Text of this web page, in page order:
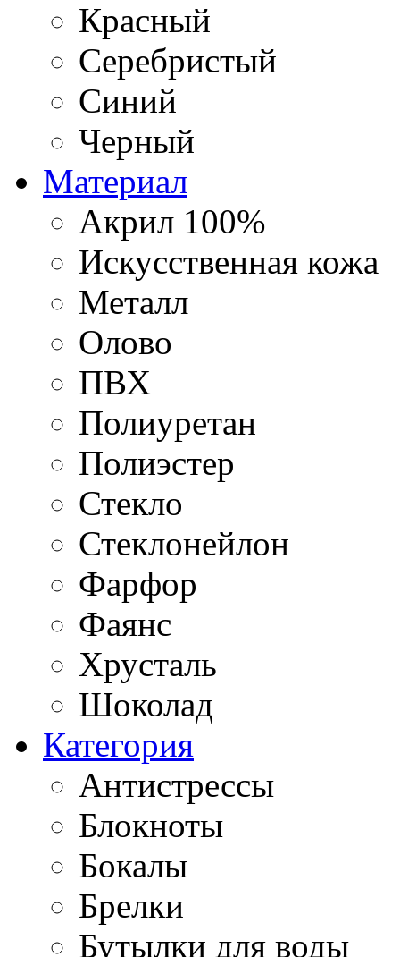
Красный
Серебристый
Синий
Черный
Материал
Акрил 100%
Искусственная кожа
Металл
Олово
ПВХ
Полиуретан
Полиэстер
Стекло
Стеклонейлон
Фарфор
Фаянс
Хрусталь
Шоколад
Категория
Антистрессы
Блокноты
Бокалы
Брелки
Бутылки для воды